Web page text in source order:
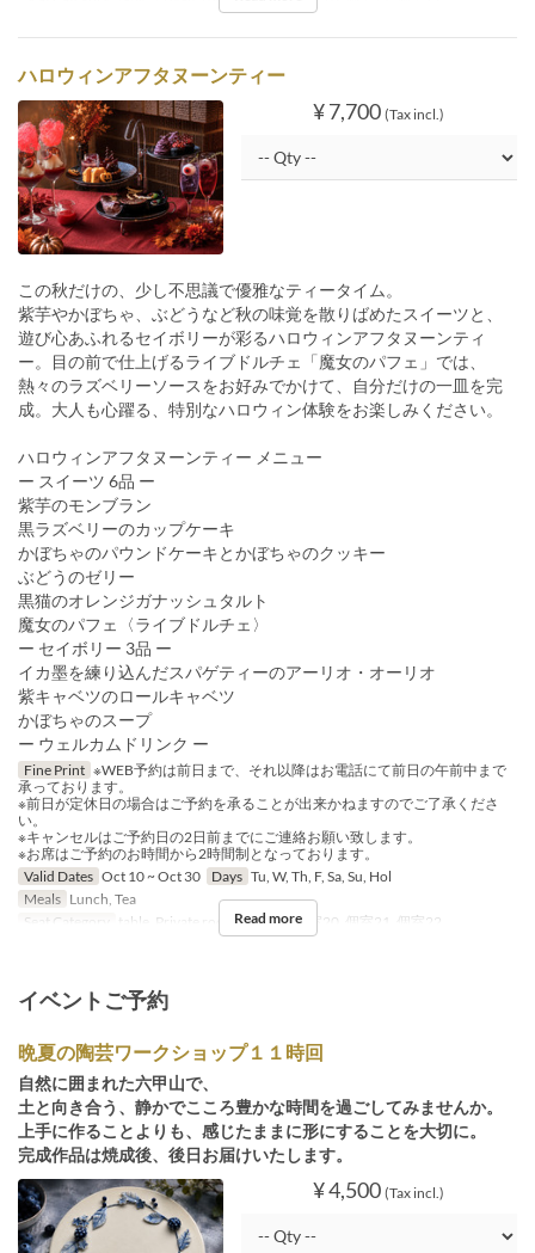
ハロウィンアフタヌーンティー
¥ 7,700 (Tax incl.)
この秋だけの、少し不思議で優雅なティータイム。
紫芋やかぼちゃ、ぶどうなど秋の味覚を散りばめたスイーツと、
遊び心あふれるセイボリーが彩るハロウィンアフタヌーンティ
ー。目の前で仕上げるライブドルチェ「魔女のパフェ」では、
熱々のラズベリーソースをお好みでかけて、自分だけの一皿を完
成。大人も心躍る、特別なハロウィン体験をお楽しみください。
ハロウィンアフタヌーンティー メニュー
ー スイーツ 6品 ー
紫芋のモンブラン
黒ラズベリーのカップケーキ
かぼちゃのパウンドケーキとかぼちゃのクッキー
ぶどうのゼリー
黒猫のオレンジガナッシュタルト
魔女のパフェ〈ライブドルチェ〉
ー セイボリー 3品 ー
イカ墨を練り込んだスパゲティーのアーリオ・オーリオ
紫キャベツのロールキャベツ
かぼちゃのスープ
ー ウェルカムドリンク ー
Fine Print ※WEB予約は前日まで、それ以降はお電話にて前日の午前中まで
承っております。
※前日が定休日の場合はご予約を承ることが出来かねますのでご了承くださ
い。
※キャンセルはご予約日の2日前までにご連絡お願い致します。
※お席はご予約のお時間から2時間制となっております。
Valid Dates Oct 10 ~ Oct 30 Days Tu, W, Th, F, Sa, Su, Hol
Meals Lunch, Tea
Seat Category
table, Private room, 個室19, 個室20, 個室21, 個室22
Read more
イベントご予約
晩夏の陶芸ワークショップ１１時回
自然に囲まれた六甲山で、
土と向き合う、静かでこころ豊かな時間を過ごしてみませんか。
上手に作ることよりも、感じたままに形にすることを大切に。
完成作品は焼成後、後日お届けいたします。
¥ 4,500 (Tax incl.)